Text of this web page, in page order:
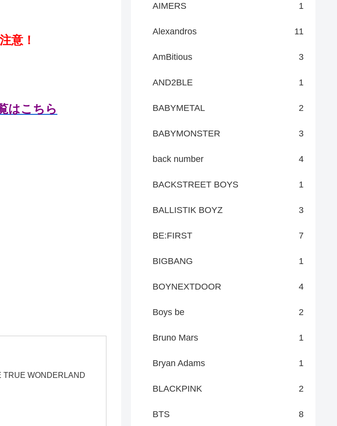
意！
はこちら
TRUE WONDERLAND
AIMERS 1
Alexandros 11
AmBitious 3
AND2BLE 1
BABYMETAL 2
BABYMONSTER 3
back number 4
BACKSTREET BOYS 1
BALLISTIK BOYZ 3
BE:FIRST 7
BIGBANG 1
BOYNEXTDOOR 4
Boys be 2
Bruno Mars 1
Bryan Adams 1
BLACKPINK 2
BTS 8